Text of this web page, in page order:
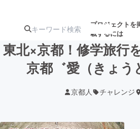
プロジェクトを
載するには
注目の新着プロ
ジェクト
募
ロジ
東北×京都！修学旅
京都゛愛（きょう
京都人 チャレンジ